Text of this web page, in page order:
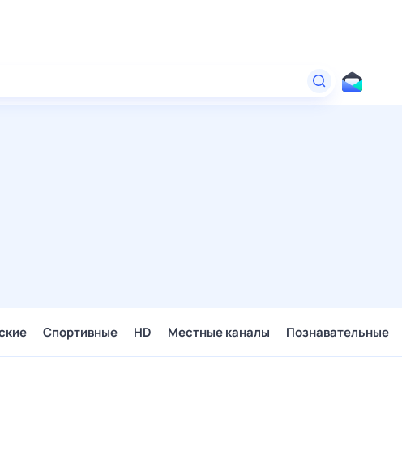
Спортивные HD Местные каналы Познавательные